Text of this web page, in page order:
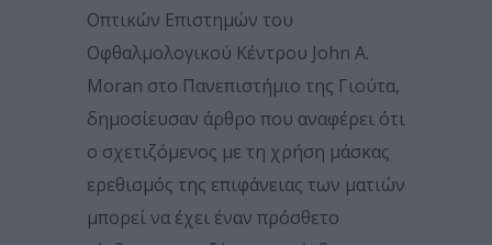
Οπτικών Επιστημών του
Οφθαλμολογικού Κέντρου John A.
Moran στο Πανεπιστήμιο της Γιούτα,
δημοσίευσαν άρθρο που αναφέρει ότι
ο σχετιζόμενος με τη χρήση μάσκας
ερεθισμός της επιφάνειας των ματιών
μπορεί να έχει έναν πρόσθετο